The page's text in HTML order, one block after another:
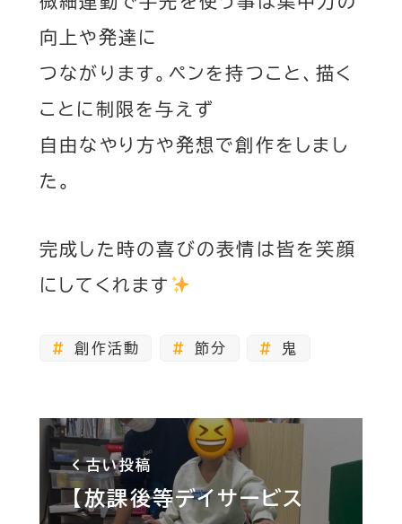
向上や発達に
つながります。ペンを持つこと、描く
ことに制限を与えず
自由なやり方や発想で創作をしまし
た。
完成した時の喜びの表情は皆を笑顔
にしてくれます
創作活動 節分 鬼
古い投稿
【放課後等デイサービス